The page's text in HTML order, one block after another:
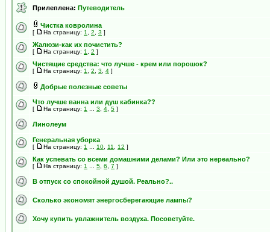
Прилеплена: Путеводитель
Чистка ковролина
[ На страницу: 1 2 3 ]
Жалюзи-как их почистить?
[ На страницу: 1 2 ]
Чистящие средства: что лучше - крем или порошок?
[ На страницу: 1 2 3 4 ]
Добрые полезные советы
Что лучше ванна или душ кабинка??
[ На страницу: 1 3 4 5 ]
Линолеум
Генеральная уборка
[ На страницу: 1 10 11 12 ]
Как успевать со всеми домашними делами? Или это нереально?
[ На страницу: 1 5 6 7 ]
В отпуск со спокойной душой. Реально?..
Сколько экономят энергосберегающие лампы?
Хочу купить увлажнитель воздуха. Посоветуйте.